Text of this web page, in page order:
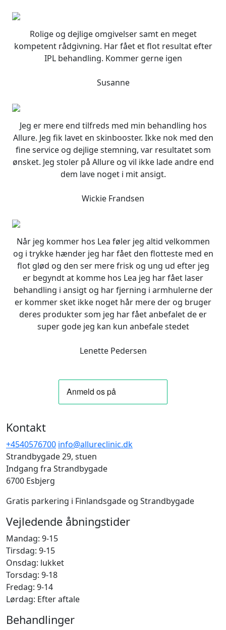
740,00 DKK.592,00 DKK.
Rolige og dejlige omgivelser samt en meget
kompetent rådgivning. Har fået et flot resultat efter
IPL behandling. Kommer gerne igen
Susanne
Jeg er mere end tilfreds med min behandling hos
Allure. Jeg fik lavet en skinbooster. Ikke nok med den
fine service og dejlige stemning, var resultatet som
ønsket. Jeg stoler på Allure og vil ikke lade andre end
dem lave noget i mit ansigt.
Wickie Frandsen
Når jeg kommer hos Lea føler jeg altid velkommen
og i trykke hænder jeg har fået den flotteste med en
flot glød og den ser mere frisk og ung ud efter jeg
er begyndt at komme hos Lea jeg har fået laser
behandling i ansigt og har fjerning i armhulerne der
er kommer sket ikke noget hår mere der og bruger
deres produkter som jeg har fået anbefalet de er
super gode jeg kan kun anbefale stedet
Lenette Pedersen
Kontakt
+4540576700 info@allureclinic.dk
Strandbygade 29, stuen
Indgang fra Strandbygade
6700 Esbjerg
Gratis parkering i Finlandsgade og Strandbygade
Vejledende åbningstider
Mandag: 9-15
Tirsdag: 9-15
Onsdag: lukket
Torsdag: 9-18
Fredag: 9-14
Lørdag: Efter aftale
Behandlinger